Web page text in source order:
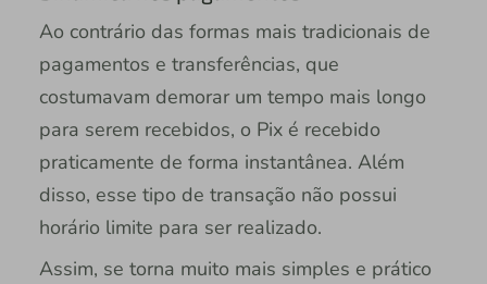
Ao contrário das formas mais tradicionais de
pagamentos e transferências, que
costumavam demorar um tempo mais longo
para serem recebidos, o Pix é recebido
praticamente de forma instantânea. Além
disso, esse tipo de transação não possui
horário limite para ser realizado.
Assim, se torna muito mais simples e prático